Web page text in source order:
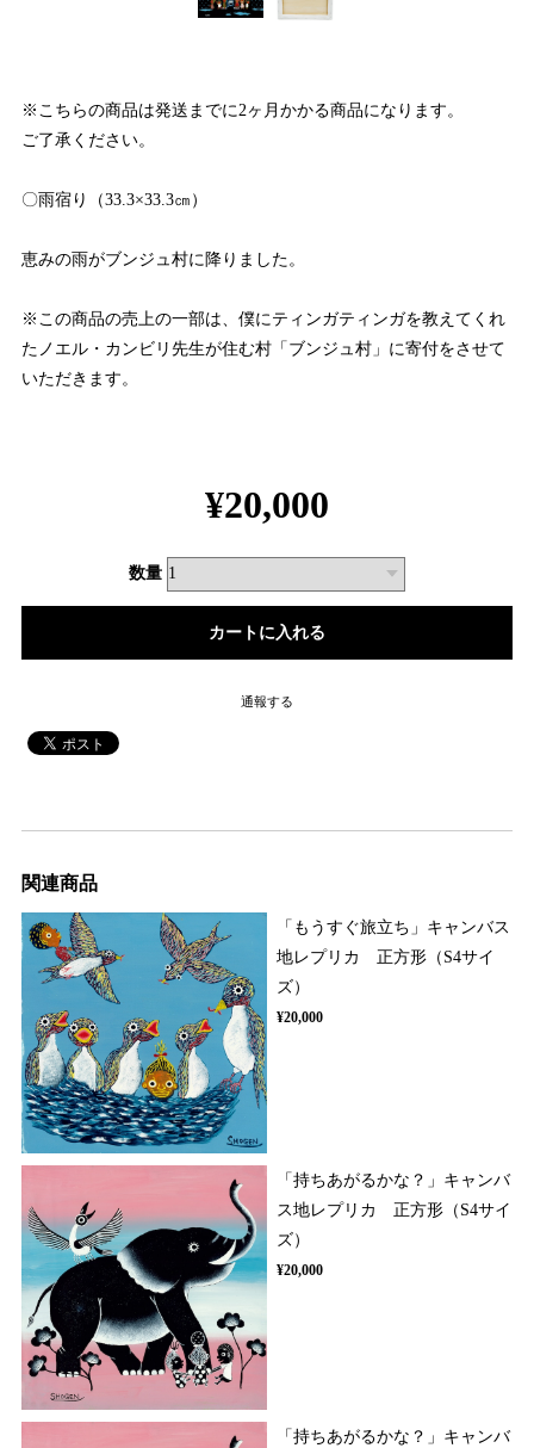
※こちらの商品は発送までに2ヶ月かかる商品になります。
ご了承ください。
〇雨宿り（33.3×33.3㎝）
恵みの雨がブンジュ村に降りました。
※この商品の売上の一部は、僕にティンガティンガを教えてくれ
たノエル・カンビリ先生が住む村「ブンジュ村」に寄付をさせて
いただきます。
¥20,000
数量
通報する
関連商品
「もうすぐ旅立ち」キャンバス
地レプリカ 正方形（S4サイ
ズ）
¥20,000
「持ちあがるかな？」キャンバ
ス地レプリカ 正方形（S4サイ
ズ）
¥20,000
「持ちあがるかな？」キャンバ